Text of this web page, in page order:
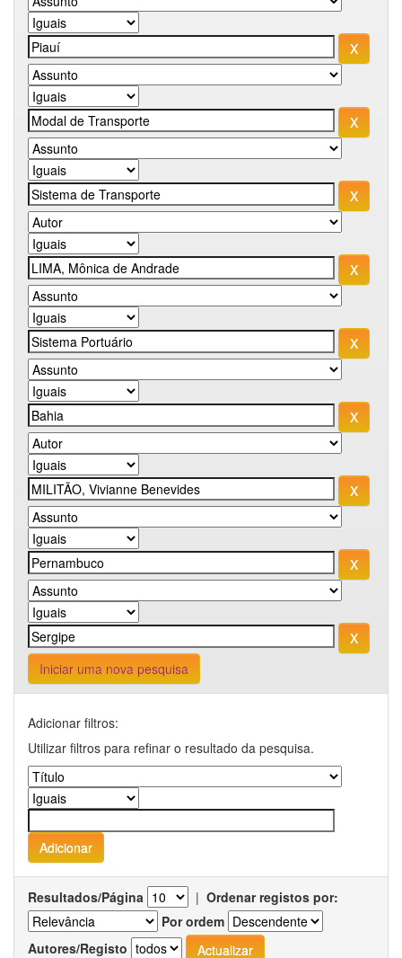
Iniciar uma nova pesquisa
Adicionar filtros:
Utilizar filtros para refinar o resultado da pesquisa.
Resultados/Página | Ordenar registos por:
Por ordem
Autores/Registo